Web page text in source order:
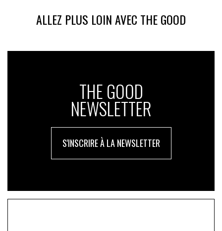
ALLEZ PLUS LOIN AVEC THE GOOD
THE GOOD
NEWSLETTER
S'INSCRIRE À LA NEWSLETTER